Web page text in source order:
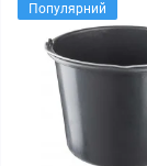
Популярний